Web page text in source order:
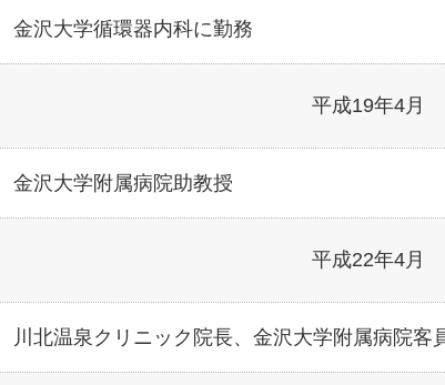
金沢大学循環器内科に勤務
平成19年4月
金沢大学附属病院助教授
平成22年4月
川北温泉クリニック院長、金沢大学附属病院客